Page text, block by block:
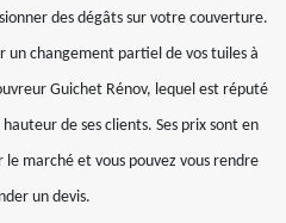
des dégâts sur votre couverture.
un changement partiel de vos tuiles à
Guichet Rénov, lequel est réputé
de ses clients. Ses prix sont en
marché et vous pouvez vous rendre
un devis.